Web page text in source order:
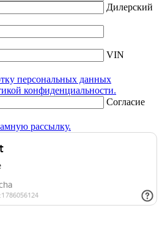
Дилерский
VIN
персональных данных
конфиденциальности.
Согласие
рассылку.